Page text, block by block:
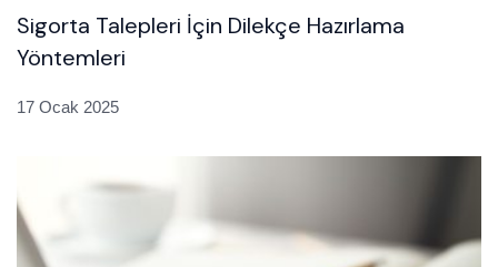
Sigorta Talepleri İçin Dilekçe Hazırlama
Yöntemleri
17 Ocak 2025